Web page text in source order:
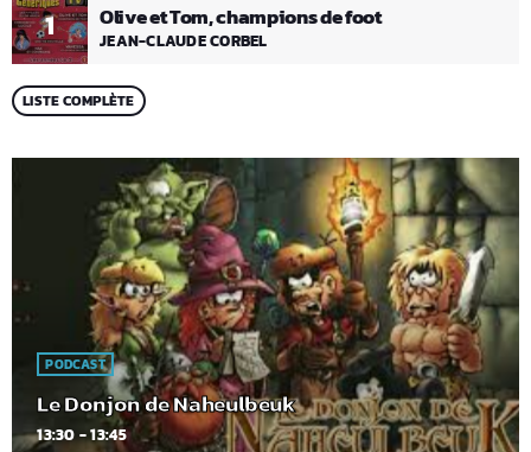
1 Olive et Tom, champions de foot
JEAN-CLAUDE CORBEL
LISTE COMPLÈTE
PODCAST
Le Donjon de Naheulbeuk
13:30 - 13:45